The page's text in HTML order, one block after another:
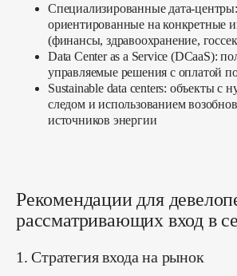
Специализированные дата-центры:
ориентированные на конкретные
(финансы, здравоохранение,
Data Center as a Service (DCaaS):
управляемые решения с оплатой
Sustainable data centers: объекты с
следом и использованием
источников энергии
Рекомендации для
рассматривающих вход в
1. Стратегия входа на рынок